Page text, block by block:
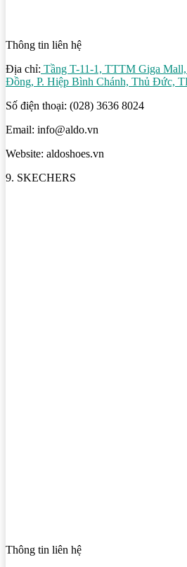
Thông tin liên hệ
Địa chỉ: Tầng T-11-1, TTTM Giga
Đồng, P. Hiệp Bình Chánh, Thủ Đức,
Số điện thoại: (028) 3636 8024
Email: info@aldo.vn
Website: aldoshoes.vn
9. SKECHERS
Thông tin liên hệ